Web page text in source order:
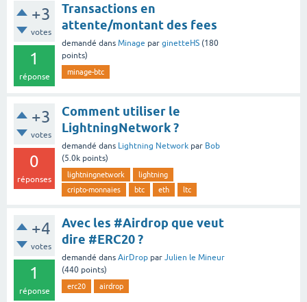
+3
votes
1
réponse
Transactions en
attente/montant des fees
demandé dans Minage par ginetteHS (180
points)
minage-btc
+3
votes
0
réponses
Comment utiliser le
LightningNetwork ?
demandé dans Lightning Network par Bob
(5.0k points)
lightningnetwork
lightning
cripto-monnaies
btc eth ltc
+4
votes
1
réponse
Avec les #Airdrop que veut
dire #ERC20 ?
demandé dans AirDrop par Julien le Mineur
(440 points)
erc20 airdrop